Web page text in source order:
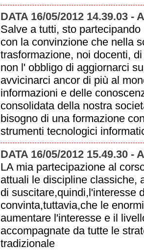
DATA 16/05/2012 14.39.03 -
Salve a tutti, sto
con la convinzione che nella
trasformazione, noi docenti,
non l' obbligo di aggiornarci
avvicinarci ancor di più al
informazioni e delle
consolidata della nostra
bisogno di una formazione
strumenti tecnologici
DATA 16/05/2012 15.49.30 -
LA mia partecipazione al
attuali le discipline classiche,
di suscitare,quindi,l'interesse
convinta,tuttavia,che le
aumentare l'interesse e il
accompagnate da tutte le
tradizionale